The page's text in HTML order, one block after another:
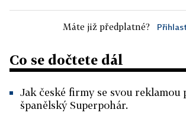
Máte již předplatné?
Co se dočtete dál
Jak české firmy se svou
španělský Superpohár.